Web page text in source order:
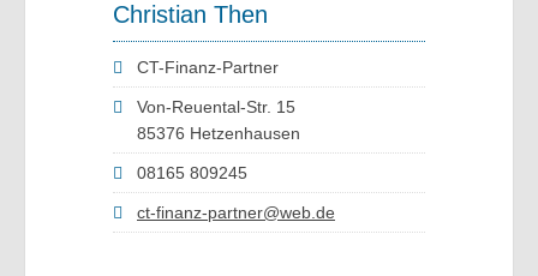
Christian Then
CT-Finanz-Partner
Von-Reuental-Str. 15
85376 Hetzenhausen
08165 809245
ct-finanz-partner@web.de